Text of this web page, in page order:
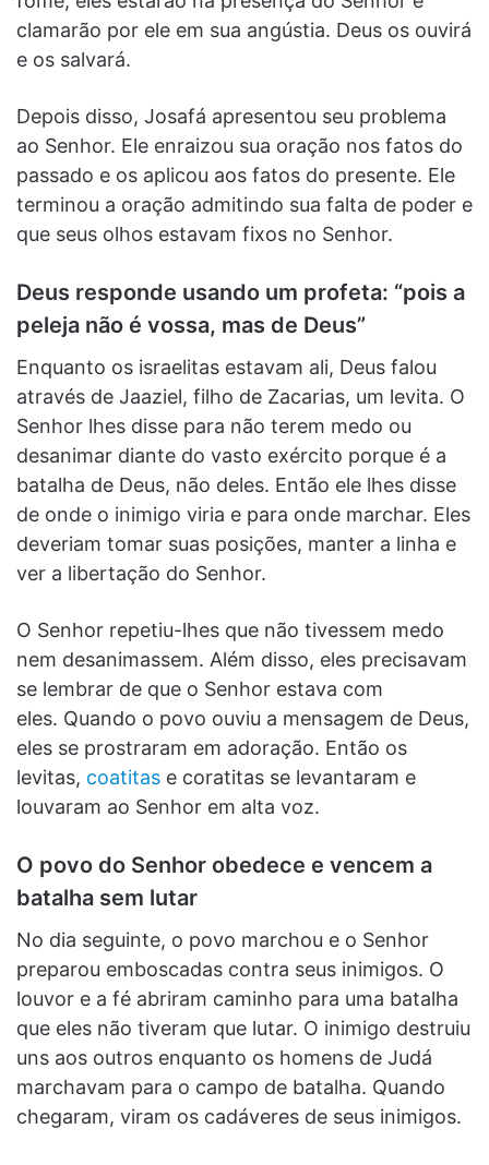
clamarão por ele em sua angústia. Deus os ouvirá
e os salvará.
Depois disso, Josafá apresentou seu problema
ao Senhor. Ele enraizou sua oração nos fatos do
passado e os aplicou aos fatos do presente. Ele
terminou a oração admitindo sua falta de poder e
que seus olhos estavam fixos no Senhor.
Deus responde usando um profeta: “pois a
peleja não é vossa, mas de Deus”
Enquanto os israelitas estavam ali, Deus falou
através de Jaaziel, filho de Zacarias, um levita. O
Senhor lhes disse para não terem medo ou
desanimar diante do vasto exército porque é a
batalha de Deus, não deles. Então ele lhes disse
de onde o inimigo viria e para onde marchar. Eles
deveriam tomar suas posições, manter a linha e
ver a libertação do Senhor.
O Senhor repetiu-lhes que não tivessem medo
nem desanimassem. Além disso, eles precisavam
se lembrar de que o Senhor estava com
eles. Quando o povo ouviu a mensagem de Deus,
eles se prostraram em adoração. Então os
levitas, coatitas e coratitas se levantaram e
louvaram ao Senhor em alta voz.
O povo do Senhor obedece e vencem a
batalha sem lutar
No dia seguinte, o povo marchou e o Senhor
preparou emboscadas contra seus inimigos. O
louvor e a fé abriram caminho para uma batalha
que eles não tiveram que lutar. O inimigo destruiu
uns aos outros enquanto os homens de Judá
marchavam para o campo de batalha. Quando
chegaram, viram os cadáveres de seus inimigos.